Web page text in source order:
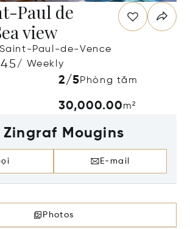
Paul de
view
Paul-de-Vence
/ Weekly
2/5Phòng tắm
30,000.00m²
Zingraf Mougins
E-mail
Photos